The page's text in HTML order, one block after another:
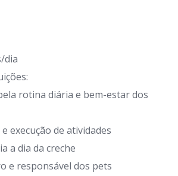
dia
rotina diária e bem-estar dos
execução de atividades
a dia da creche
e responsável dos pets